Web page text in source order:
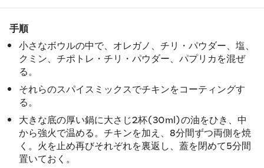
手順
小さなボウルの中で、オレガノ、チリ・パウダー、塩、
クミン、チポトレ・チリ・パウダー、パプリカを混ぜ
る。
それらのスパイスミックスでチキンをコーティングす
る。
大きな底の厚い鍋に大さじ2杯(30ml)の油をひき、中
から強火で温める。チキンを加え、8分間ずつ両側を焼
く。火を止め再びそれぞれを裏返し、蓋を閉めて5分間
置いておく。